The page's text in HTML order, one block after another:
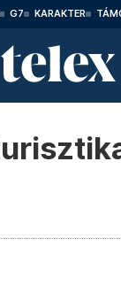
G7 KARAKTER